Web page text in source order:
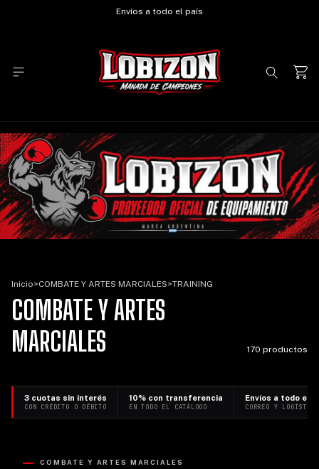
Envíos a todo el país
Inicio>COMBATE Y ARTES MARCIALES>TRAINING
COMBATE Y ARTES
MARCIALES
170 productos
3 cuotas sin interés
CON CRÉDITO O DÉBITO
10% con transferencia
EN TODO EL CATÁLOGO
Envíos a todo el
CORREO Y
COMBATE Y ARTES MARCIALES